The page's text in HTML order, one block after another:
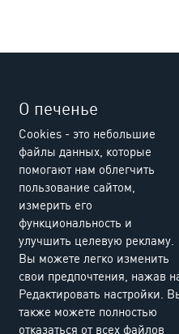
О печенье
Cookies - это небольшие
файлы данных, которые
помогают нам облегчить
пользование сайтом,
измерить его
функциональность и
улучшить целевую рекламу.
Вы можете легко изменить
свои предпочтения, нажав
Редактировать настройки.
также можете полностью
отказаться от всех файлов